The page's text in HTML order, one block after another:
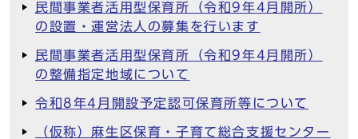
民間事業者活用型保育所（令和9年4月開所）
の設置・運営法人の募集を行います
民間事業者活用型保育所（令和9年4月開所）
の整備指定地域について
令和8年4月開設予定認可保育所等について
（仮称）麻生区保育・子育て総合支援センター